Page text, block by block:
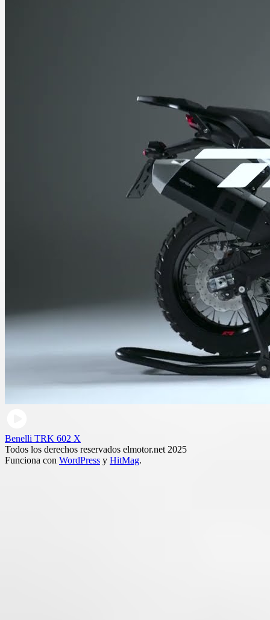
Benelli TRK 602 X
Todos los derechos reservados elmotor.net 2025
Funciona con WordPress y HitMag.